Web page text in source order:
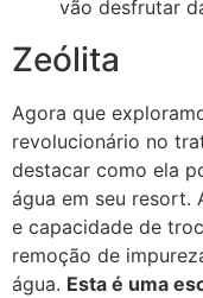
vão desfrutar
Zeólita
Agora que
revolucionário no
destacar como ela
água em seu resort.
e capacidade de
remoção de
água. Esta é uma